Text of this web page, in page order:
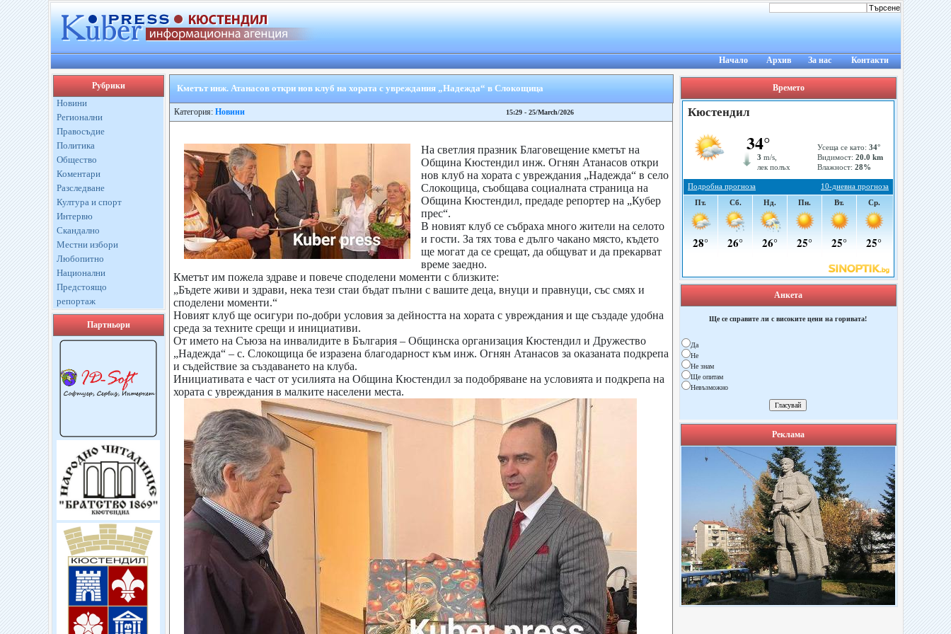
Начало Архив За нас Контакти
Рубрики
Новини
Регионални
Правосъдие
Политика
Общество
Коментари
Разследване
Култура и спорт
Интервю
Скандално
Местни избори
Любопитно
Национални
Предстоящо
репортаж
Партньори
Кметът инж. Атанасов откри нов клуб на хората с увреждания „Надежда“ в Слокощица
Категория: Новини 15:29 - 25/March/2026
На светлия празник Благовещение кметът на
Община Кюстендил инж. Огнян Атанасов откри
нов клуб на хората с увреждания „Надежда“ в село
Слокощица, съобщава социалната страница на
Община Кюстендил, предаде репортер на „Кубер
прес“.
В новият клуб се събраха много жители на селото
и гости. За тях това е дълго чакано място, където
ще могат да се срещат, да общуват и да прекарват
време заедно.
Кметът им пожела здраве и повече споделени моменти с близките:
„Бъдете живи и здрави, нека тези стаи бъдат пълни с вашите деца, внуци и правнуци, със смях и
споделени моменти.“
Новият клуб ще осигури по-добри условия за дейността на хората с увреждания и ще създаде удобна
среда за техните срещи и инициативи.
От името на Съюза на инвалидите в България – Общинска организация Кюстендил и Дружество
„Надежда“ – с. Слокощица бе изразена благодарност към инж. Огнян Атанасов за оказаната подкрепа
и съдействие за създаването на клуба.
Инициативата е част от усилията на Община Кюстендил за подобряване на условията и подкрепа на
хората с увреждания в малките населени места.
Времето
Анкета
Ще се справите ли с високите цени на горивата!
Да
Не
Не знам
Ще опитам
Невъзможно
Реклама